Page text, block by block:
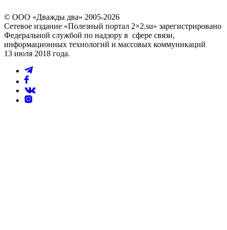
© ООО «Дважды два» 2005-2026
Сетевое издание «Полезный портал 2×2.su» зарегистрировано
Федеральной службой по надзору в сфере связи,
информационных технологий и массовых коммуникаций
13 июля 2018 года.